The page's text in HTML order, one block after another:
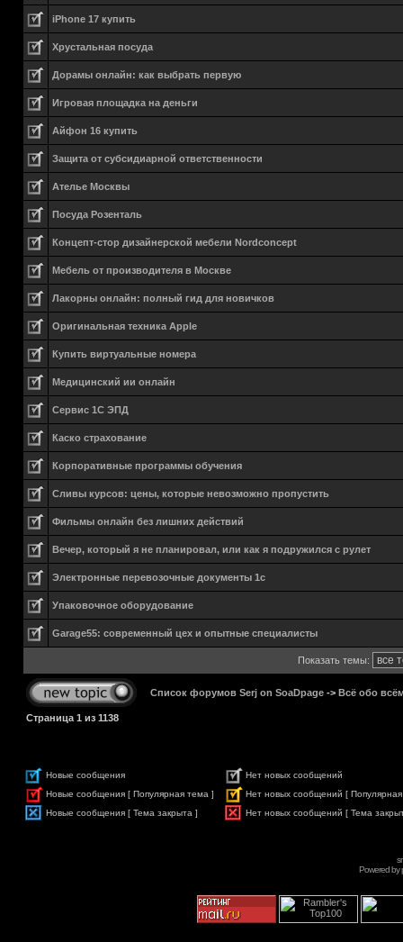
iPhone 17 купить
Хрустальная посуда
Дорамы онлайн: как выбрать первую
Игровая площадка на деньги
Айфон 16 купить
Защита от субсидиарной ответственности
Ателье Москвы
Посуда Розенталь
Концепт-стор дизайнерской мебели Nordconcept
Мебель от производителя в Москве
Лакорны онлайн: полный гид для новичков
Оригинальная техника Apple
Купить виртуальные номера
Медицинский ии онлайн
Сервис 1С ЭПД
Каско страхование
Корпоративные программы обучения
Сливы курсов: цены, которые невозможно пропустить
Фильмы онлайн без лишних действий
Вечер, который я не планировал, или как я подружился с рулет
Электронные перевозочные документы 1с
Упаковочное оборудование
Garage55: современный цех и опытные специалисты
Показать темы:
Список форумов Serj on SoaDpage -> Всё обо
Страница 1 из 1138
Новые сообщения
Нет новых сообщений
Новые сообщения [ Популярная тема ]
Нет новых сообщений [
Новые сообщения [ Тема закрыта ]
Нет новых сообщений [ Тема
Powered by